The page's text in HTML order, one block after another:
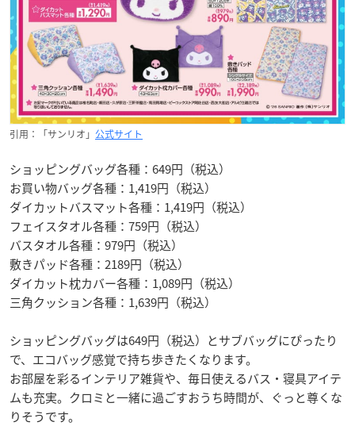
引用：「サンリオ」 公式サイト
ショッピングバッグ各種：649円（税込）
お買い物バッグ各種：1,419円（税込）
ダイカットバスマット各種：1,419円（税込）
フェイスタオル各種：759円（税込）
バスタオル各種：979円（税込）
敷きパッド各種：2189円（税込）
ダイカット枕カバー各種：1,089円（税込）
三角クッション各種：1,639円（税込）
ショッピングバッグは649円（税込）とサブバッグにぴったり
で、エコバッグ感覚で持ち歩きたくなります。
お部屋を彩るインテリア雑貨や、毎日使えるバス・寝具アイテ
ムも充実。クロミと一緒に過ごすおうち時間が、ぐっと尊くな
りそうです。